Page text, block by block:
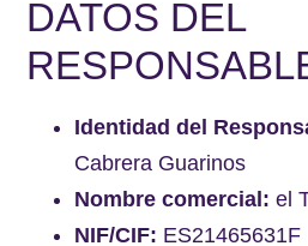
DATOS DEL
Identidad del
Cabrera Guarinos
Nombre comercial: el
NIF/CIF: ES21465631F